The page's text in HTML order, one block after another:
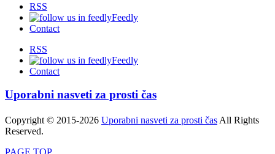
RSS
Feedly
Contact
RSS
Feedly
Contact
Uporabni nasveti za prosti čas
Copyright © 2015-2026 Uporabni nasveti za prosti čas All Rights
Reserved.
PAGE TOP